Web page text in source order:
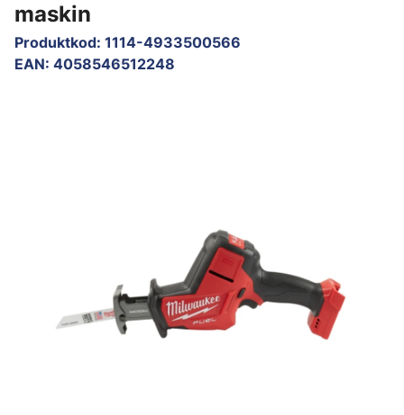
maskin
Produktkod: 1114-4933500566
EAN: 4058546512248